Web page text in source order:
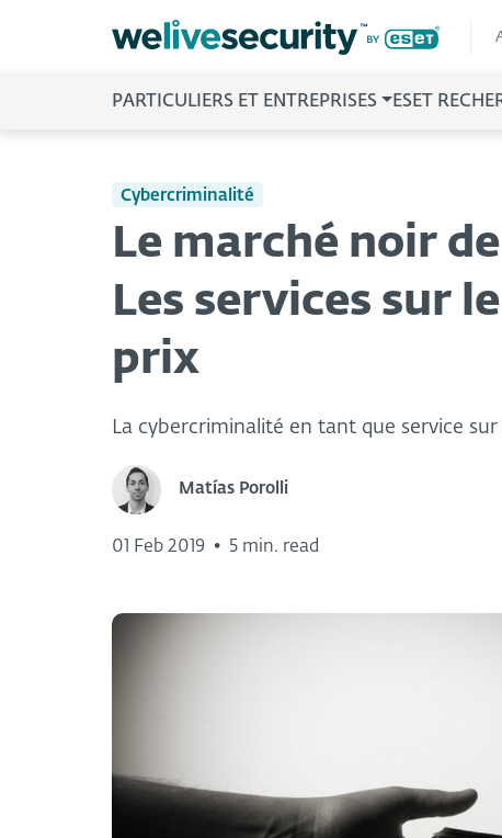
PARTICULIERS ET ENTREPRISES ESET
Cybercriminalité
Le marché noir
Les services sur
prix
La cybercriminalité en tant que service
Matías Porolli
01 Feb 2019 • 5 min. read